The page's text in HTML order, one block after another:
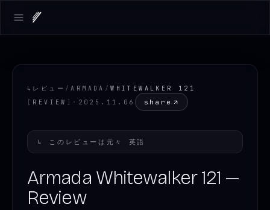
Open main menu
↳ レビュー /ARMADA /WHITEWALKER 121
[ REVIEW ] · 2025.11.06 share
↳ このレビューは元々 英語
Armada Whitewalker 121 —
Review